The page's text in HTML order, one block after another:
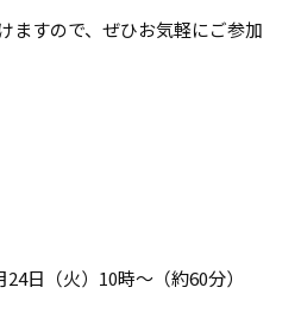
ますので、ぜひお気軽にご参加
日（火）10時～（約60分）